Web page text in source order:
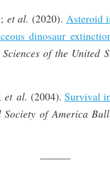
et al. (2020). Asteroid
dinosaur
of the United
et al. (2004). Survival
Society of America
———